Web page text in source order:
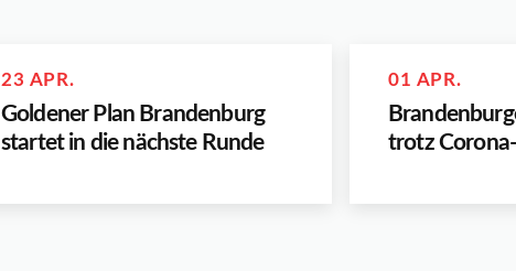
23 APR.
Goldener Plan Brandenburg
startet in die nächste Runde
01 APR.
trotz